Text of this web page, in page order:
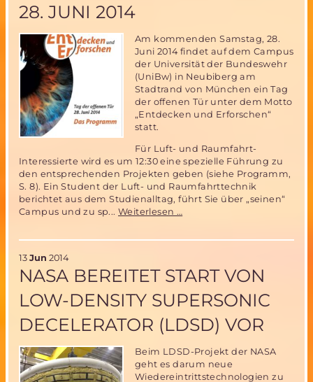
das
gehen?
28. JUNI 2014
Am kommenden Samstag, 28.
Juni 2014 findet auf dem Campus
der Universität der Bundeswehr
(UniBw) in Neubiberg am
Stadtrand von München ein Tag
der offenen Tür unter dem Motto
„Entdecken und Erforschen“
statt.
Für Luft- und Raumfahrt-
Interessierte wird es um 12:30 eine spezielle Führung zu
den entsprechenden Projekten geben (siehe Programm,
S. 8). Ein Student der Luft- und Raumfahrttechnik
berichtet aus dem Studienalltag, führt Sie über „seinen“
Campus und zu sp... Weiterlesen …
der
München
28.
2014
13 Jun 2014
NASA BEREITET START VON
LOW-DENSITY SUPERSONIC
DECELERATOR (LDSD) VOR
Beim LDSD-Projekt der NASA
geht es darum neue
Wiedereintrittstechnologien zu